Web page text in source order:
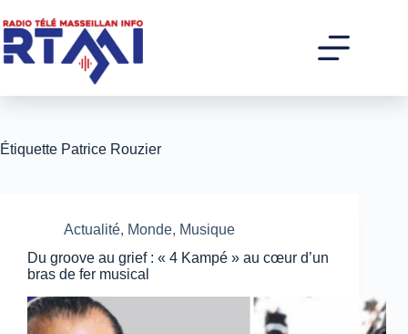
au
contenu
Étiquette Patrice Rouzier
Actualité, Monde, Musique
Du groove au grief : « 4 Kampé » au cœur d’un
bras de fer musical